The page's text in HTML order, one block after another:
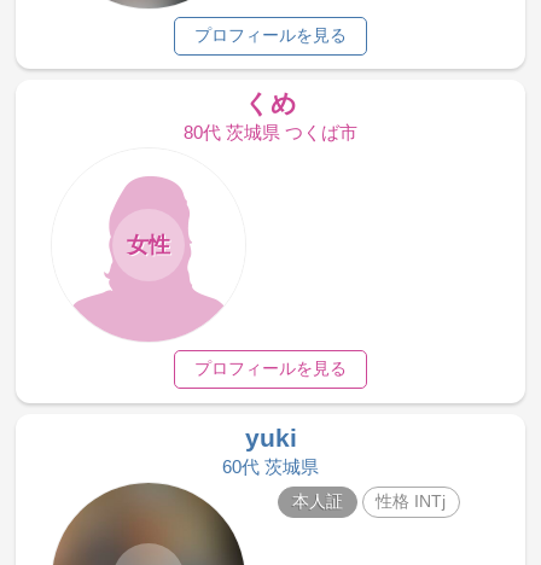
プロフィールを見る
くめ
80代 茨城県 つくば市
女性
プロフィールを見る
yuki
60代 茨城県
本人証 性格 INTj